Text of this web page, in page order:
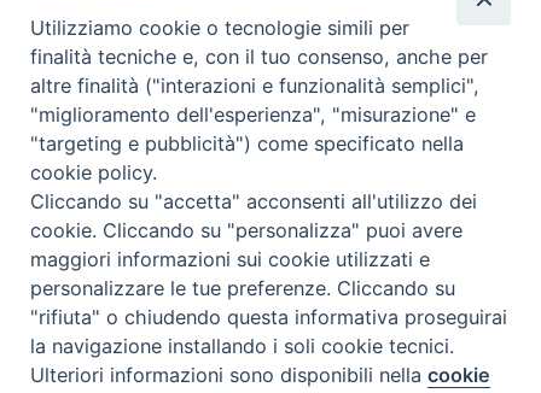
Diocesi di Melfi Rapolla Venosa
• Largo Duomo, 12 - 85025 MELFI (PZ) •
Tel. 0972238604
PEC ufficiale della Diocesi:
diocesi.melfi_rapolla_venosa@legalmail.it
Preferenze Cookie
Utilizziamo cookie o tecnologie simili per
finalità tecniche e, con il tuo consenso, anche per
altre finalità ("interazioni e funzionalità semplici",
"miglioramento dell'esperienza", "misurazione" e
"targeting e pubblicità") come specificato nella
cookie policy.
Cliccando su "accetta" acconsenti all'utilizzo dei
cookie. Cliccando su "personalizza" puoi avere
maggiori informazioni sui cookie utilizzati e
personalizzare le tue preferenze. Cliccando su
"rifiuta" o chiudendo questa informativa proseguirai
la navigazione installando i soli cookie tecnici.
Ulteriori informazioni sono disponibili nellacookie